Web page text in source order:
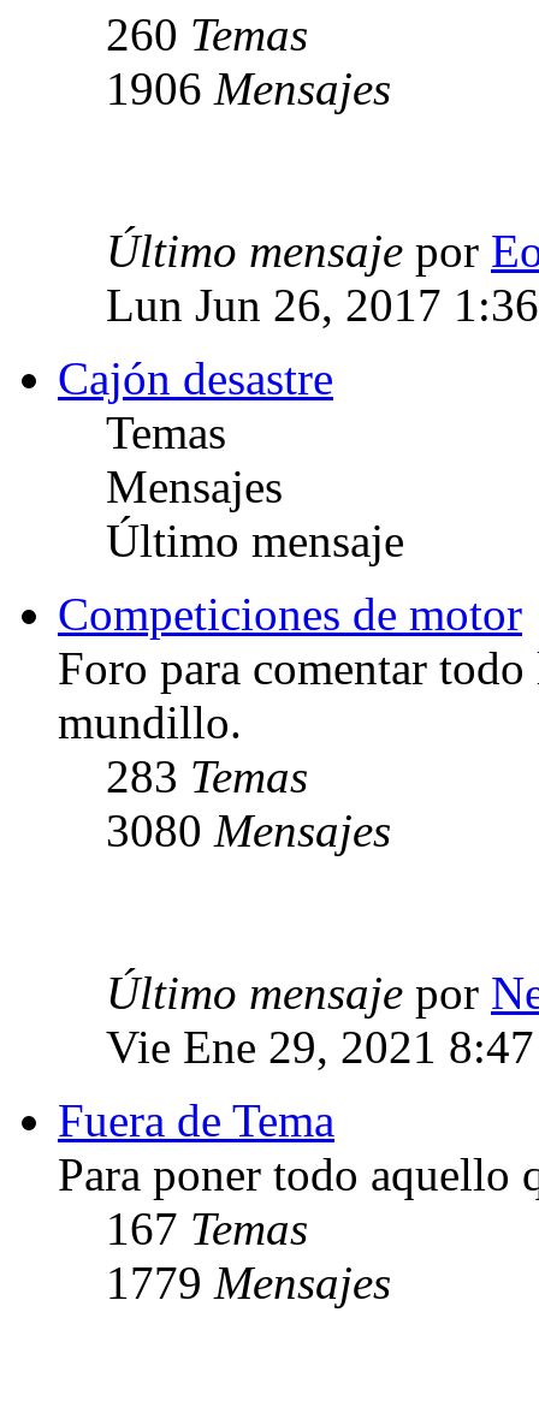
260 Temas
1906 Mensajes
Último mensaje por
Lun Jun 26, 2017
Cajón desastre
Temas
Mensajes
Último mensaje
Competiciones de motor
Foro para comentar
mundillo.
283 Temas
3080 Mensajes
Último mensaje por
Vie Ene 29, 2021
Fuera de Tema
Para poner todo aquello
167 Temas
1779 Mensajes